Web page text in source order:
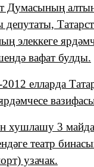
Думасының
элеккеге
вафат булды.
елларда
хушлашу 3 майда
театр
узачак.